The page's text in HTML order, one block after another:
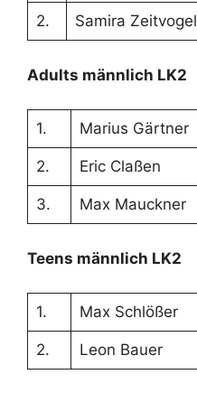
2. Samira Zeitvogel
Adults männlich LK2
1. Marius Gärtner
2. Eric Claßen
3. Max Mauckner
Teens männlich LK2
1. Max Schlößer
2. Leon Bauer